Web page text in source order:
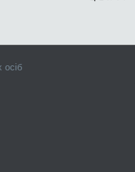
осіб